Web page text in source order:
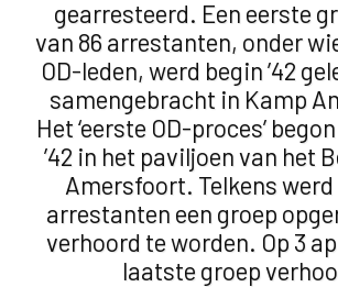
gearresteerd. Een eerste
van 86 arrestanten, onder
OD-leden, werd begin ’42
samengebracht in Kamp
Het ‘eerste OD-proces’
’42 in het paviljoen van het
Amersfoort. Telkens werd
arrestanten een groep
verhoord te worden. Op 3
laatste groep